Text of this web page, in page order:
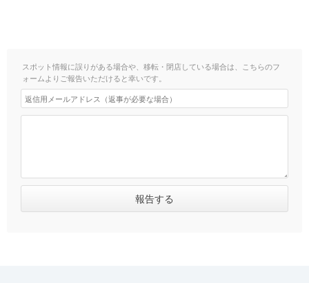
スポット情報に誤りがある場合や、移転・閉店している場合は、こちらのフ
ォームよりご報告いただけると幸いです。